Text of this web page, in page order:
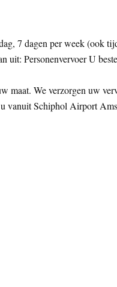
7 dagen per week (ook
uit: Personenvervoer U
We verzorgen uw
vanuit Schiphol Airport